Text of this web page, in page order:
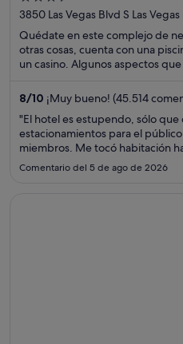
out
of
5
3850 Las Vegas Blvd S Las
Quédate en este complejo de
otras cosas, cuenta con una
un casino. Algunos aspectos
personal. Dos atracciones
encuentran cerca son Casino
8/10 ¡Muy bueno! (45.514
"El hotel es estupendo, sólo
estacionamientos para el
miembros. Me tocó habitación
muy fuerte el volumen, aún
que cerraron Baja Fresh."
Comentario del 5 de ago de 2026